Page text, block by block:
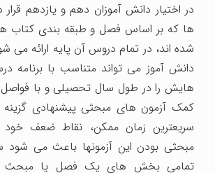
در اختیار دانش ‏آموزان دهم و یازدهم
ها که بر اساس فصل و طبقه‏ بندی کتاب‏
شده‏ اند، در تمام دروس آن پایه ارائه می
دانش‏ آموز می ‏تواند متناسب با برنامه
‏هایش را در طول سال تحصیلی و با فواصل
کمک آزمون‏ های مبحثی پیشنهادی
سریع‏ترین زمان ممکن، نقاط ضعف خود
مبحثی بودن این آزمون‏ها باعث می‏ شود
تمامی بخش ‏های یک فصل یا مبحث